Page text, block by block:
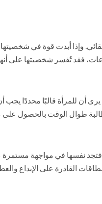
وإذا أبدت قوة في
فقد تُفسر شخصيتها على
يرى أن للمرأة قالبًا
مطالبة طوال الوقت
نفسها في مواجهة مستمرة
القادرة على الإبداع